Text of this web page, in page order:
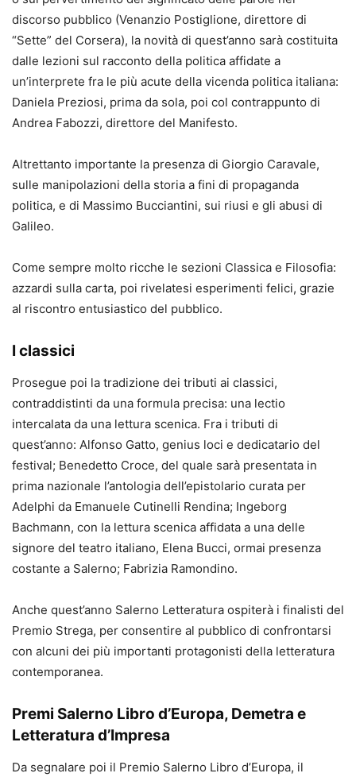
discorso pubblico (Venanzio Postiglione, direttore di
“Sette” del Corsera), la novità di quest’anno sarà costituita
dalle lezioni sul racconto della politica affidate a
un’interprete fra le più acute della vicenda politica italiana:
Daniela Preziosi, prima da sola, poi col contrappunto di
Andrea Fabozzi, direttore del Manifesto.
Altrettanto importante la presenza di Giorgio Caravale,
sulle manipolazioni della storia a fini di propaganda
politica, e di Massimo Bucciantini, sui riusi e gli abusi di
Galileo.
Come sempre molto ricche le sezioni Classica e Filosofia:
azzardi sulla carta, poi rivelatesi esperimenti felici, grazie
al riscontro entusiastico del pubblico.
I classici
Prosegue poi la tradizione dei tributi ai classici,
contraddistinti da una formula precisa: una lectio
intercalata da una lettura scenica. Fra i tributi di
quest’anno: Alfonso Gatto, genius loci e dedicatario del
festival; Benedetto Croce, del quale sarà presentata in
prima nazionale l’antologia dell’epistolario curata per
Adelphi da Emanuele Cutinelli Rendina; Ingeborg
Bachmann, con la lettura scenica affidata a una delle
signore del teatro italiano, Elena Bucci, ormai presenza
costante a Salerno; Fabrizia Ramondino.
Anche quest’anno Salerno Letteratura ospiterà i finalisti del
Premio Strega, per consentire al pubblico di confrontarsi
con alcuni dei più importanti protagonisti della letteratura
contemporanea.
Premi Salerno Libro d’Europa, Demetra e
Letteratura d’Impresa
Da segnalare poi il Premio Salerno Libro d’Europa, il